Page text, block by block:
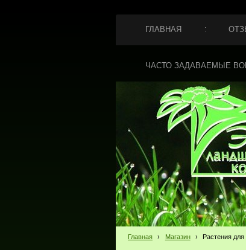
ГЛАВНАЯ
ЧАСТО ЗАДАВАЕМЫЕ
Главная › Магазин › Растения